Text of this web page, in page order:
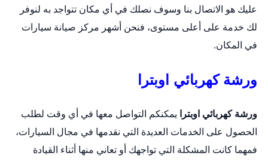
عليك هو الاتصال بنا وسوف نصلك في أي مكان تتواجد به لنوفر
لك خدمة على أعلى مستوى، فنحن أشهر مركز صيانة سيارات
في المكان.
ورشة كهربائي اوبترا
ورشة كهربائي اوبترا
يمكنكم التواصل معها في أي وقت لطلب
الحصول على الخدمات العديدة التي نقدمها في مجال السيارات،
فمهما كانت المشكلة التي تواجهك أو تعاني منها أثناء القيادة